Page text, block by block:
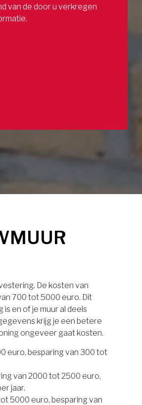
van de door u verkregen
De kosten van
700 tot 5000 euro. Dit
en of je muur al deels
krijg je een betere
ongeveer gaat kosten.
euro, besparing van 300 tot
van 2000 tot 2500 euro,
jaar.
5000 euro, besparing van